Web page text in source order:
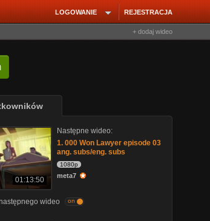
REJESTRACJA
LOGOWANIE
+ dodaj wideo
01:13:50
Następne wideo:
1. 000 Won Lawyer episode 03
ang. subs/eng. subs
1080p
meta7
wideo on